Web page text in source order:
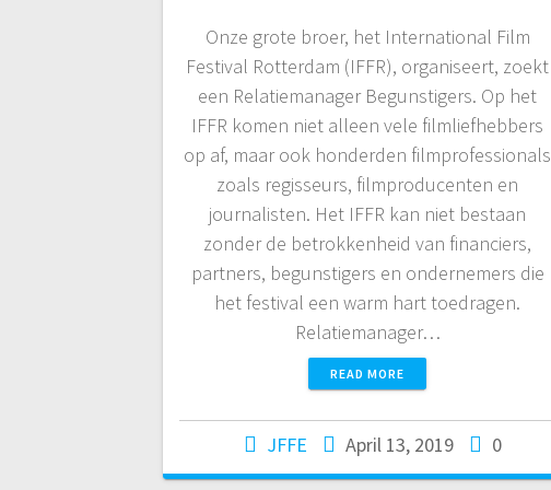
Onze grote broer, het International Film
Festival Rotterdam (IFFR), organiseert, zoekt
een Relatiemanager Begunstigers. Op het
IFFR komen niet alleen vele filmliefhebbers
op af, maar ook honderden filmprofessionals
zoals regisseurs, filmproducenten en
journalisten. Het IFFR kan niet bestaan
zonder de betrokkenheid van financiers,
partners, begunstigers en ondernemers die
het festival een warm hart toedragen.
Relatiemanager…
READ MORE
JFFE April 13, 2019 0